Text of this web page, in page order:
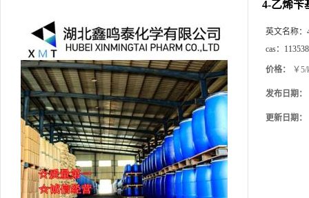
4-乙烯苄
英文名称：
cas：
价格： ￥5/
发布日期：
更新日期：